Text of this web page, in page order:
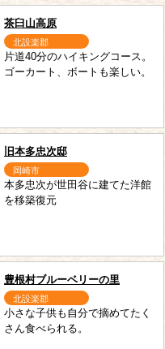
茶臼山高原
北設楽郡
片道40分のハイキングコース。
ゴーカート、ボートも楽しい。
旧本多忠次邸
岡崎市
本多忠次が世田谷に建てた洋館
を移築復元
豊根村ブルーベリーの里
北設楽郡
小さな子供も自分で摘めてたく
さん食べられる。